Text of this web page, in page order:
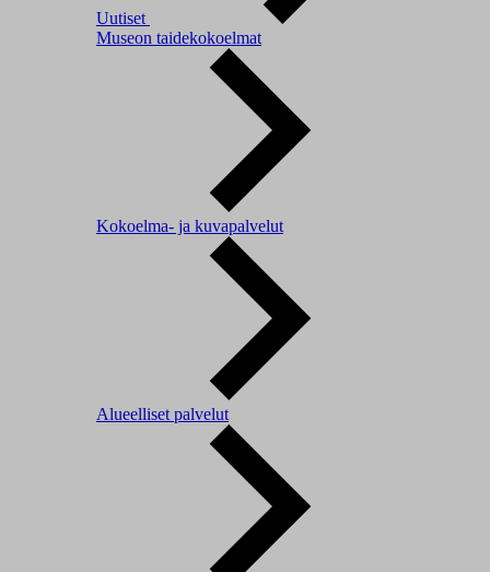
Uutiset
Museon taidekokoelmat
Kokoelma- ja kuvapalvelut
Alueelliset palvelut